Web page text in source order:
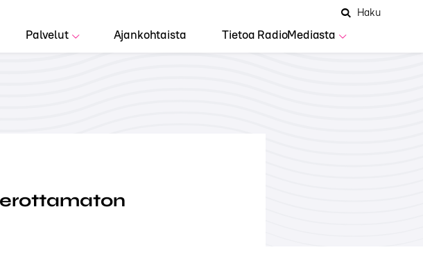
Palvelut Ajankohtaista Tietoa RadioMediasta
AvaaHaku
Hae